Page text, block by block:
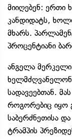
მიიღებენ: ერთი
კანდიდატს,
მხარს.
პროცენტიანი
ანგელა
სადავეებთან.
როგორებიც იყო
საბერძნეთისა
ტრამპის